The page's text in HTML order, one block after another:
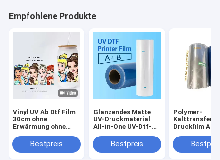
Empfohlene Produkte
Vinyl UV Ab Dtf Film
30cm ohne
Erwärmung ohne
Transferfilm
Bestpreis
Glanzendes Matte
UV-Druckmaterial
All-in-One UV-Dtf-
UV-Dtf-Drucker
Bestpreis
Polymer-
Kalttransfer-
Druckfilm A
Aufkleberfilm